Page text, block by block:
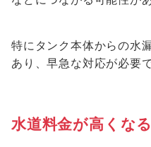
特にタンク本体からの水
あり、早急な対応が必要で
水道料金が高くな